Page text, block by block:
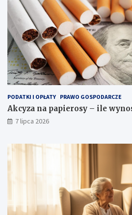
PODATKI I OPŁATY PRAWO GOSPODARCZE
Akcyza na papierosy – ile
7 lipca 2026